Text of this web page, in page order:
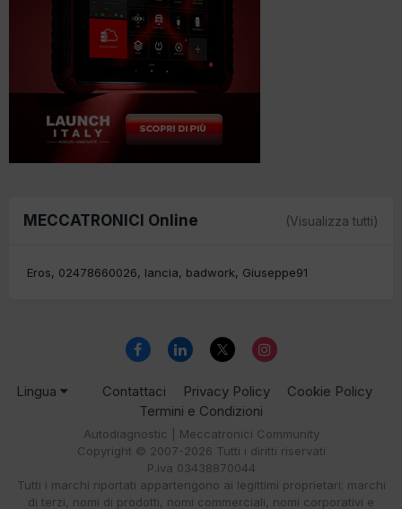
MECCATRONICI Online (Visualizza tutti)
Eros 02478660026 lancia badwork Giuseppe91
Lingua Contattaci Privacy Policy
Cookie Policy
Termini e Condizioni
Autodiagnostic | Meccatronici Community
Copyright © 2007-2026 Tutti i diritti riservati
P.iva 03438870044
Tutti i marchi riportati appartengono ai legittimi proprietari; marchi
di terzi, nomi di prodotti, nomi commerciali, nomi corporativi e